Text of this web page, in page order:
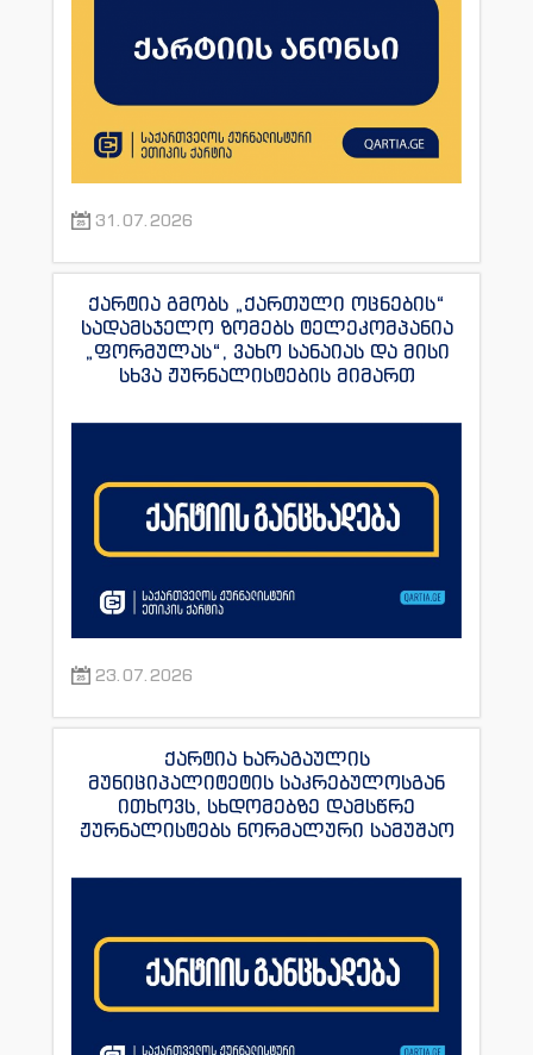
31.07.2026
ქარტია გმობს „ქართული ოცნების“
სადამსჯელო ზომებს ტელეკომპანია
„ფორმულას“, ვახო სანაიას და მისი
სხვა ჟურნალისტების მიმართ
23.07.2026
ქარტია ხარაგაულის
მუნიციპალიტეტის საკრებულოსგან
ითხოვს, სხდომებზე დამსწრე
ჟურნალისტებს ნორმალური სამუშაო